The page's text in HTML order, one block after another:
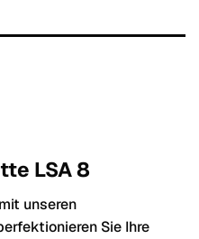
LSA 8
unseren
Sie Ihre